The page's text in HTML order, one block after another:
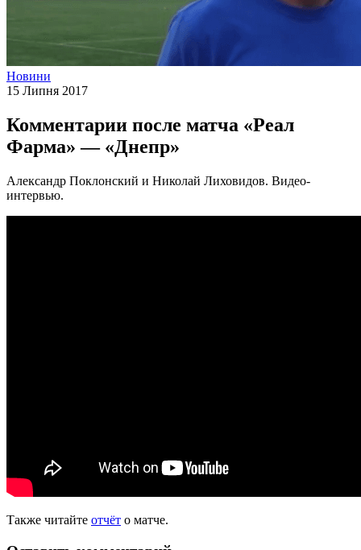
Новини
15 Липня 2017
Комментарии после матча «Реал
Фарма» — «Днепр»
Александр Поклонский и Николай Лиховидов. Видео-
интервью.
Также читайте отчёт о матче.